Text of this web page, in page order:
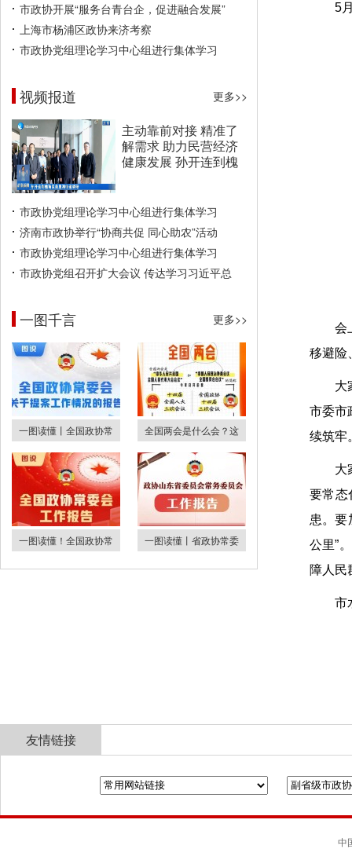
市政协开展“服务台青台企，促进融合发展”
上海市杨浦区政协来济考察
市政协党组理论学习中心组进行集体学习
视频报道 更多>>
主动靠前对接 精准了
解需求 助力民营经济
健康发展 孙开连到槐
市政协党组理论学习中心组进行集体学习
济南市政协举行“协商共促 同心助农”活动
市政协党组理论学习中心组进行集体学习
市政协党组召开扩大会议 传达学习习近平总
一图千言 更多>>
一图读懂丨全国政协常 全国两会是什么会？这
一图读懂！全国政协常 一图读懂丨省政协常委
5
会
移避险
大
市委市
续筑牢
大
要常态
患。要
公里”
障人民
市
友情链接
中